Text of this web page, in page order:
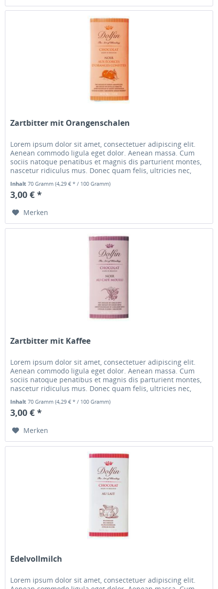
Zartbitter mit Orangenschalen
Lorem ipsum dolor sit amet, consectetuer adipiscing elit.
Aenean commodo ligula eget dolor. Aenean massa. Cum
sociis natoque penatibus et magnis dis parturient montes,
nascetur ridiculus mus. Donec quam felis, ultricies nec,
pellentesque...
Inhalt70 Gramm(4,29 € * / 100 Gramm)
3,00 € *
Merken
Zartbitter mit Kaffee
Lorem ipsum dolor sit amet, consectetuer adipiscing elit.
Aenean commodo ligula eget dolor. Aenean massa. Cum
sociis natoque penatibus et magnis dis parturient montes,
nascetur ridiculus mus. Donec quam felis, ultricies nec,
pellentesque...
Inhalt70 Gramm(4,29 € * / 100 Gramm)
3,00 € *
Merken
Edelvollmilch
Lorem ipsum dolor sit amet, consectetuer adipiscing elit.